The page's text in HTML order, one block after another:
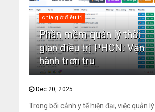
chia giờ điều trị
Phần mềm quản lý thời
gian điều trị PHCN: Vận
hành trơn tru
Dec 20, 2025
Trong bối cảnh y tế hiện đại, việc quản lý